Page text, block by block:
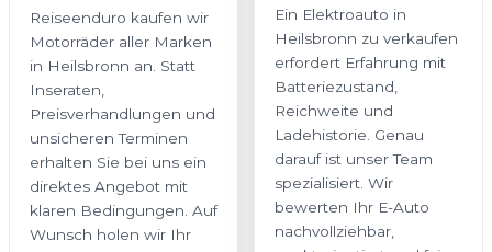
erhalten Sie bei uns ein
direktes Angebot mit
klaren Bedingungen. Auf
Wunsch holen wir Ihr
Motorrad in Heilsbronn
oder überall in Bayern
kostenlos ab.
Jetzt Motorrad
darauf ist unser Team
spezialisiert. Wir
bewerten Ihr E-Auto
nachvollziehbar,
marktorientiert und fair,
damit Sie in Bayern ein
realistisches Angebot
ohne versteckte Abzüge
erhalten.
Jetzt E-Auto